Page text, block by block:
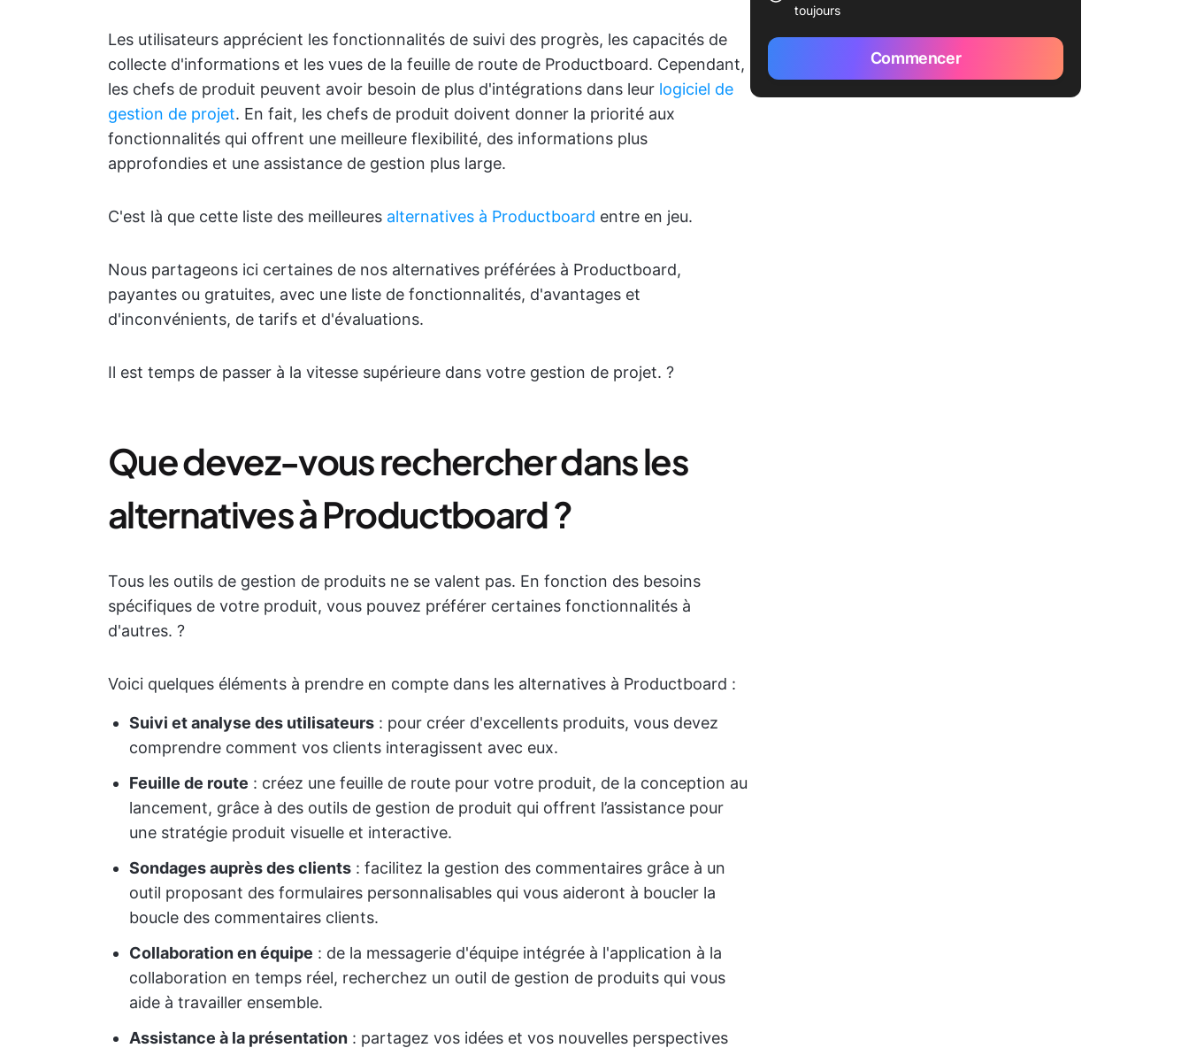
Les utilisateurs apprécient les fonctionnalités de suivi des progrès, les capacités de
collecte d'informations et les vues de la feuille de route de Productboard. Cependant,
les chefs de produit peuvent avoir besoin de plus d'intégrations dans leur logiciel de
gestion de projet. En fait, les chefs de produit doivent donner la priorité aux
fonctionnalités qui offrent une meilleure flexibilité, des informations plus
approfondies et une assistance de gestion plus large.
C'est là que cette liste des meilleures alternatives à Productboard entre en jeu.
Nous partageons ici certaines de nos alternatives préférées à Productboard,
payantes ou gratuites, avec une liste de fonctionnalités, d'avantages et
d'inconvénients, de tarifs et d'évaluations.
Il est temps de passer à la vitesse supérieure dans votre gestion de projet. ?
Que devez-vous rechercher dans les
alternatives à Productboard ?
Tous les outils de gestion de produits ne se valent pas. En fonction des besoins
spécifiques de votre produit, vous pouvez préférer certaines fonctionnalités à
d'autres. ?️
Voici quelques éléments à prendre en compte dans les alternatives à Productboard :
Suivi et analyse des utilisateurs : pour créer d'excellents produits, vous devez
comprendre comment vos clients interagissent avec eux.
Feuille de route : créez une feuille de route pour votre produit, de la conception au
lancement, grâce à des outils de gestion de produit qui offrent l’assistance pour
une stratégie produit visuelle et interactive.
Sondages auprès des clients : facilitez la gestion des commentaires grâce à un
outil proposant des formulaires personnalisables qui vous aideront à boucler la
boucle des commentaires clients.
Collaboration en équipe : de la messagerie d'équipe intégrée à l'application à la
collaboration en temps réel, recherchez un outil de gestion de produits qui vous
aide à travailler ensemble.
Assistance à la présentation : partagez vos idées et vos nouvelles perspectives
toujours
Commencer